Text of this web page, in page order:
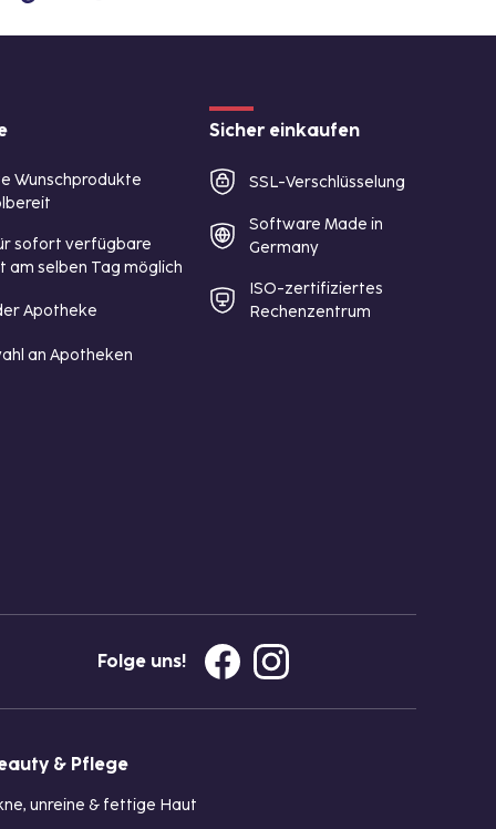
Wunschprodukte
sofort verfügbare
am selben Tag möglich
Apotheke
an Apotheken
Sicher einkaufen
SSL-Verschlüsselung
Software Made in
Germany
ISO-zertifiziertes
Rechenzentrum
Folge uns!
& Pflege
unreine & fettige Haut